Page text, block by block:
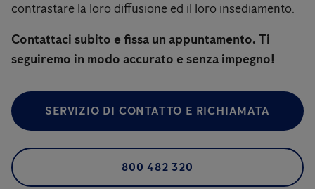
contrastare la loro diffusione ed il loro insediamento.
Contattaci subito e fissa un appuntamento. Ti
seguiremo in modo accurato e senza impegno!
SERVIZIO DI CONTATTO E RICHIAMATA
800 482 320